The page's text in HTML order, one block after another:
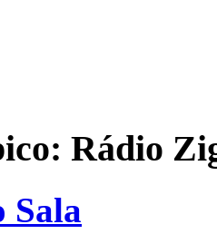
Rádio
Sala